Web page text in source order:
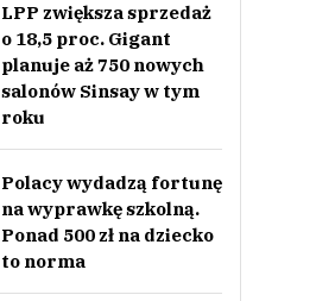
LPP zwiększa sprzedaż
o 18,5 proc. Gigant
planuje aż 750 nowych
salonów Sinsay w tym
roku
Polacy wydadzą fortunę
na wyprawkę szkolną.
Ponad 500 zł na dziecko
to norma